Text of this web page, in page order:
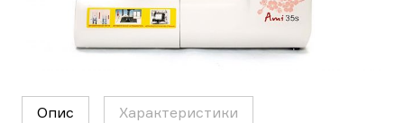
Опис
Характеристики